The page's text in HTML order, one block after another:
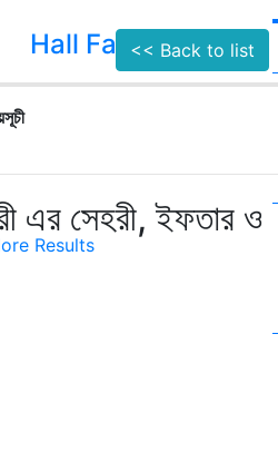
Hall Facilities
Results
<< Back to list
এর সেহরী, ইফতার ও